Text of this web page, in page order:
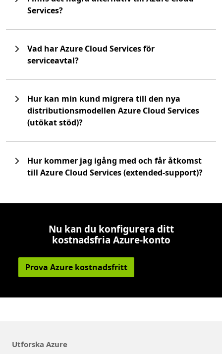
Services?
Vad har Azure Cloud Services för
serviceavtal?
Hur kan min kund migrera till den nya
distributionsmodellen Azure Cloud Services
(utökat stöd)?
Hur kommer jag igång med och får åtkomst
till Azure Cloud Services (extended-support)?
Nu kan du konfigurera ditt
kostnadsfria Azure-konto
Prova Azure kostnadsfritt
Utforska Azure